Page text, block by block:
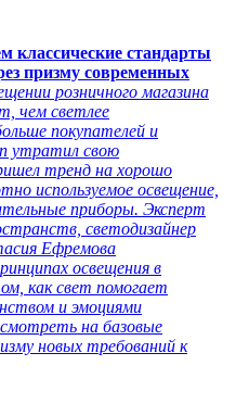
классические стандарты
призму современных
розничного магазина
чем светлее
покупателей и
утратил свою
тренд на хорошо
используемое освещение,
приборы. Эксперт
светодизайнер
Ефремова
освещения в
как свет помогает
и эмоциями
на базовые
новых требований к